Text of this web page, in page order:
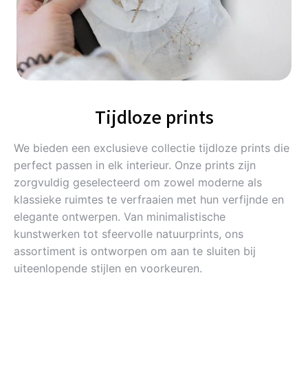
Tijdloze prints
We bieden een exclusieve collectie tijdloze prints die
perfect passen in elk interieur. Onze prints zijn
zorgvuldig geselecteerd om zowel moderne als
klassieke ruimtes te verfraaien met hun verfijnde en
elegante ontwerpen. Van minimalistische
kunstwerken tot sfeervolle natuurprints, ons
assortiment is ontworpen om aan te sluiten bij
uiteenlopende stijlen en voorkeuren.